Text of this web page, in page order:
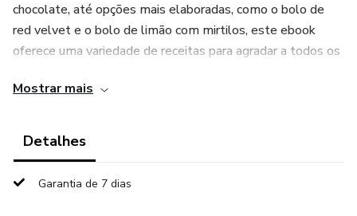
chocolate, até opções mais elaboradas, como o bolo de
red velvet e o bolo de limão com mirtilos, este ebook
oferece uma variedade de receitas para agradar a todos os
descobrir o prazer de fazer bolos deliciosos em sua própria
Mostrar mais
Detalhes
Garantia de 7 dias